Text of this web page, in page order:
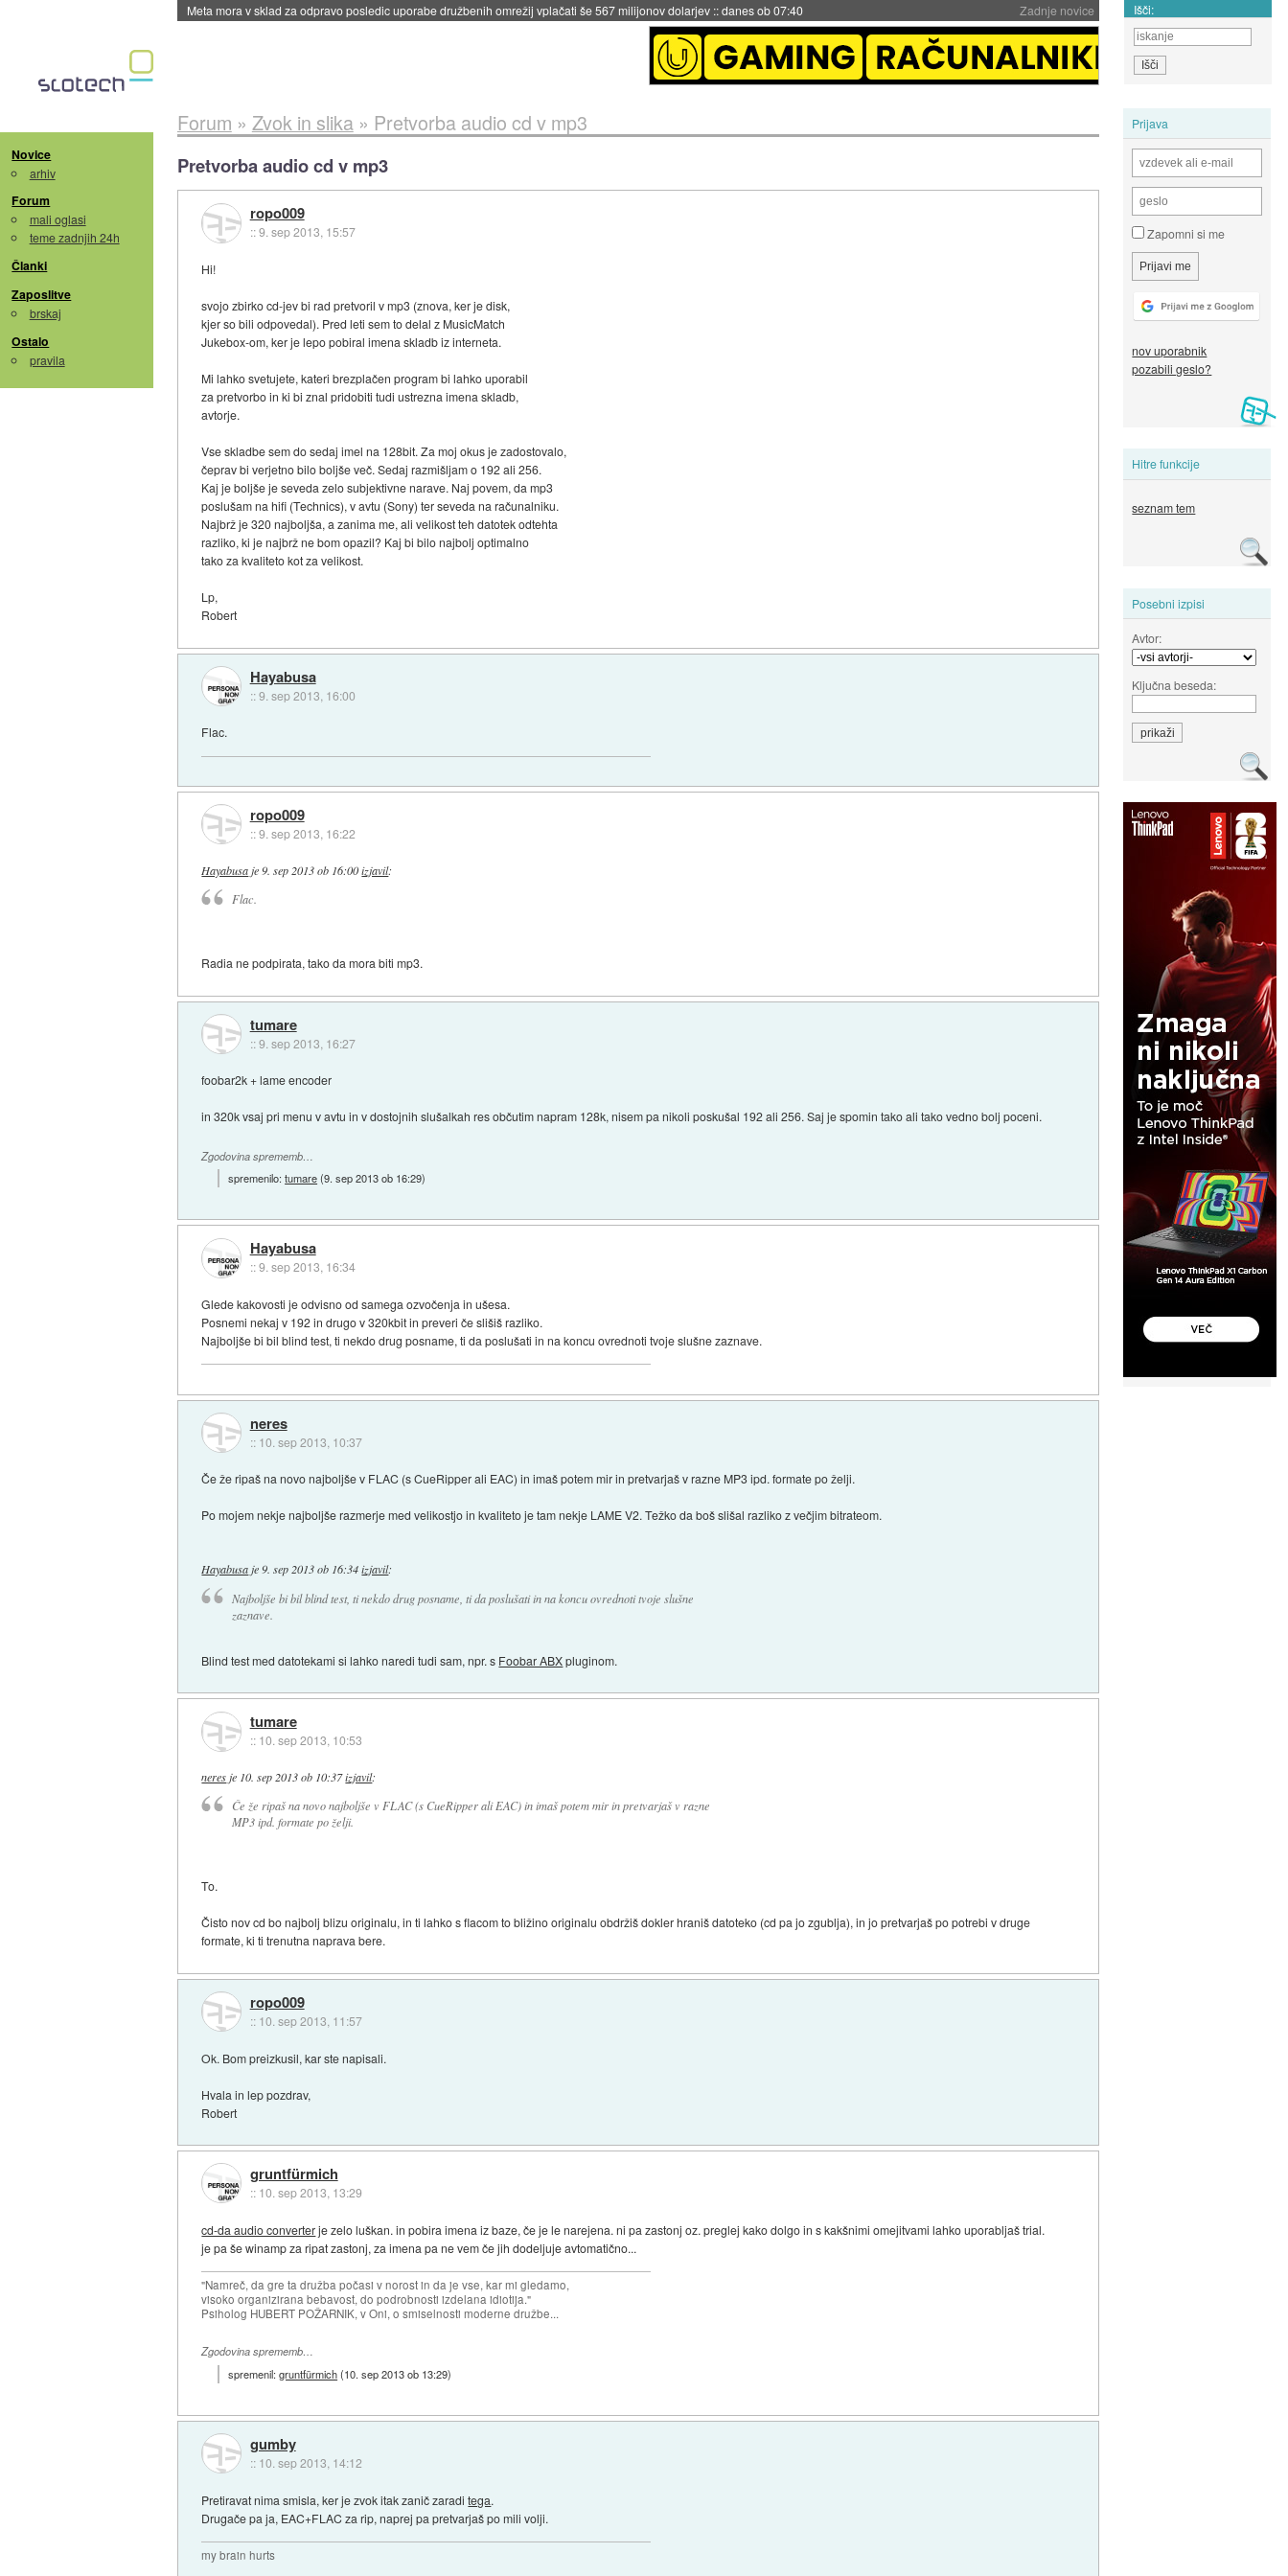
Zadnje novice
ByteDance trenira največji model umetne inteligence doslej::včeraj ob 21:37 Išči:
Novice
arhiv
Forum
mali oglasi
teme zadnjih 24h
Članki
Zaposlitve
brskaj
Ostalo
pravila
Prijava
Zapomni si me
nov uporabnik
pozabili geslo?
Hitre funkcije
seznam tem
Posebni izpisi
Avtor:
Ključna beseda:
Forum » Zvok in slika» Pretvorba audio cd v mp3
Pretvorba audio cd v mp3
ropo009
::9. sep 2013, 15:57
Hi!
svojo zbirko cd-jev bi rad pretvoril v mp3 (znova, ker je disk,
kjer so bili odpovedal). Pred leti sem to delal z MusicMatch
Jukebox-om, ker je lepo pobiral imena skladb iz interneta.
Mi lahko svetujete, kateri brezplačen program bi lahko uporabil
za pretvorbo in ki bi znal pridobiti tudi ustrezna imena skladb,
avtorje.
Vse skladbe sem do sedaj imel na 128bit. Za moj okus je zadostovalo,
čeprav bi verjetno bilo boljše več. Sedaj razmišljam o 192 ali 256.
Kaj je boljše je seveda zelo subjektivne narave. Naj povem, da mp3
poslušam na hifi (Technics), v avtu (Sony) ter seveda na računalniku.
Najbrž je 320 najboljša, a zanima me, ali velikost teh datotek odtehta
razliko, ki je najbrž ne bom opazil? Kaj bi bilo najbolj optimalno
tako za kvaliteto kot za velikost.
Lp,
Robert
Hayabusa
::9. sep 2013, 16:00
Flac.
ropo009
::9. sep 2013, 16:22
Hayabusa je 9. sep 2013 ob 16:00 izjavil:
Flac.
Radia ne podpirata, tako da mora biti mp3.
tumare
::9. sep 2013, 16:27
foobar2k + lame encoder
in 320k vsaj pri menu v avtu in v dostojnih slušalkah res občutim napram 128k, nisem pa nikoli poskušal 192 ali 256. Saj je spomin tako ali tako vedno bolj poceni.
Zgodovina sprememb…
spremenilo:tumare(9. sep 2013 ob 16:29)
Hayabusa
::9. sep 2013, 16:34
Glede kakovosti je odvisno od samega ozvočenja in ušesa.
Posnemi nekaj v 192 in drugo v 320kbit in preveri če slišiš razliko.
Najboljše bi bil blind test, ti nekdo drug posname, ti da poslušati in na koncu ovrednoti tvoje slušne zaznave.
neres
:: 10. sep 2013, 10:37
Če že ripaš na novo najboljše v FLAC (s CueRipper ali EAC) in imaš potem mir in pretvarjaš v razne MP3 ipd. formate po želji.
Po mojem nekje najboljše razmerje med velikostjo in kvaliteto je tam nekje LAME V2. Težko da boš slišal razliko z večjim bitrateom.
Hayabusaje9. sep 2013 ob 16:34 izjavil:
Najboljše bi bil blind test, ti nekdo drug posname, ti da poslušati in na koncu ovrednoti tvoje slušne
zaznave.
Blind test med datotekami si lahko naredi tudi sam, npr. s Foobar ABXpluginom.
tumare
:: 10. sep 2013, 10:53
neres je 10. sep 2013 ob 10:37izjavil:
Če že ripaš na novo najboljše v FLAC (s CueRipper ali EAC) in imaš potem mir in pretvarjaš v razne
MP3 ipd. formate po želji.
To.
Čisto nov cd bo najbolj blizu originalu, in ti lahko s flacom to bližino originalu obdržiš dokler hraniš datoteko (cd pa jo zgublja), in jo pretvarjaš po potrebi v druge
formate, ki ti trenutna naprava bere.
ropo009
:: 10. sep 2013, 11:57
Ok. Bom preizkusil, kar ste napisali.
Hvala in lep pozdrav,
Robert
gruntfürmich
:: 10. sep 2013, 13:29
cd-da audio converterje zelo luškan. in pobira imena iz baze, če je le narejena. ni pa zastonj oz. preglej kako dolgo in s kakšnimi omejitvami lahko uporabljaš trial.
je pa še winamp za ripat zastonj, za imena pa ne vem če jih dodeljuje avtomatično...
"Namreč, da gre ta družba počasi v norost in da je vse, kar mi gledamo,
visoko organizirana bebavost, do podrobnosti izdelana idiotija."
Psiholog HUBERT POŽARNIK, v Oni, o smiselnosti moderne družbe...
Zgodovina sprememb…
spremenil:gruntfürmich(10. sep 2013 ob 13:29)
gumby
:: 10. sep 2013, 14:12
Pretiravat nima smisla, ker je zvok itak zanič zaraditega.
Drugače pa ja, EAC+FLAC za rip, naprej pa pretvarjaš po mili volji.
my brain hurts